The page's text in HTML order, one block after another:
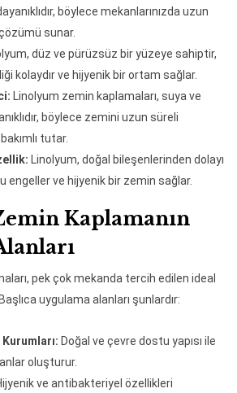
böylece mekanlarınızda uzun
sunar.
düz ve pürüzsüz bir yüzeye sahiptir,
kolaydır ve hijyenik bir ortam sağlar.
Linolyum zemin kaplamaları, suya ve
böylece zemini uzun süreli
tutar.
Linolyum, doğal bileşenlerinden dolayı
engeller ve hijyenik bir zemin sağlar.
Kaplamanın
pek çok mekanda tercih edilen ideal
uygulama alanları şunlardır:
Doğal ve çevre dostu yapısı ile
oluşturur.
ve antibakteriyel özellikleri